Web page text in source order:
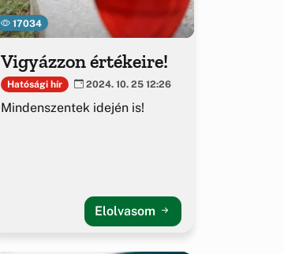
17034
Vigyázzon értékeire!
Hatósági hír 2024. 10. 25 12:26
Mindenszentek idején is!
Elolvasom